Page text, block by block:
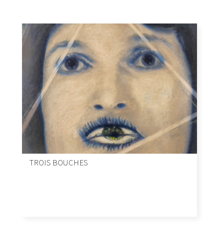
TROIS BOUCHES